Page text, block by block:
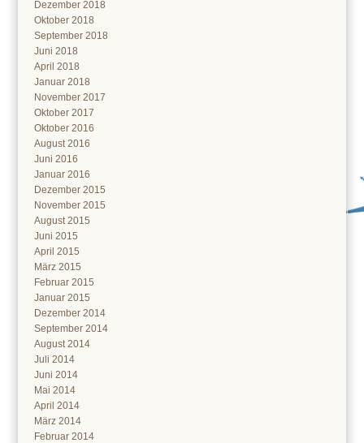
Dezember 2018
Oktober 2018
September 2018
Juni 2018
April 2018
Januar 2018
November 2017
Oktober 2017
Oktober 2016
August 2016
Juni 2016
Januar 2016
Dezember 2015
November 2015
August 2015
Juni 2015
April 2015
März 2015
Februar 2015
Januar 2015
Dezember 2014
September 2014
August 2014
Juli 2014
Juni 2014
Mai 2014
April 2014
März 2014
Februar 2014